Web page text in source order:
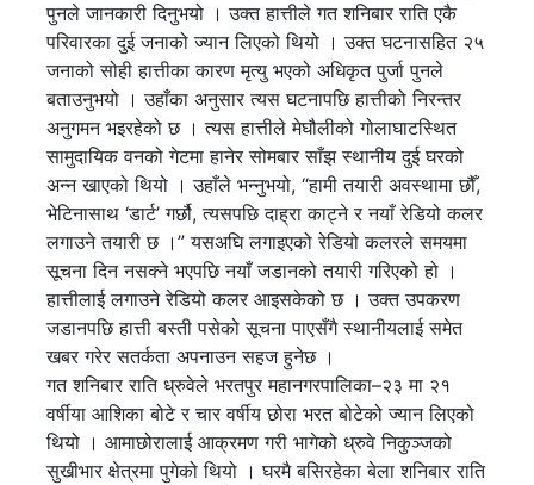
पुनले जानकारी दिनुभयो । उक्त हात्तीले गत शनिबार राति एकै
परिवारका दुई जनाको ज्यान लिएको थियो । उक्त घटनासहित २५
जनाको सोही हात्तीका कारण मृत्यु भएको अधिकृत पुर्जा पुनले
बताउनुभयो । उहाँका अनुसार त्यस घटनापछि हात्तीको निरन्तर
अनुगमन भइरहेको छ । त्यस हात्तीले मेघौलीको गोलाघाटस्थित
सामुदायिक वनको गेटमा हानेर सोमबार साँझ स्थानीय दुई घरको
अन्न खाएको थियो । उहाँले भन्नुभयो, “हामी तयारी अवस्थामा छौँ,
भेटिनासाथ ‘डार्ट’ गर्छौ, त्यसपछि दाह्रा काट्ने र नयाँ रेडियो कलर
लगाउने तयारी छ ।” यसअघि लगाइएको रेडियो कलरले समयमा
सूचना दिन नसक्ने भएपछि नयाँ जडानको तयारी गरिएको हो ।
हात्तीलाई लगाउने रेडियो कलर आइसकेको छ । उक्त उपकरण
जडानपछि हात्ती बस्ती पसेको सूचना पाएसँगै स्थानीयलाई समेत
खबर गरेर सतर्कता अपनाउन सहज हुनेछ ।
गत शनिबार राति ध्रुवेले भरतपुर महानगरपालिका–२३ मा २१
वर्षीया आशिका बोटे र चार वर्षीय छोरा भरत बोटेको ज्यान लिएको
थियो । आमाछोरालाई आक्रमण गरी भागेको ध्रुवे निकुञ्जको
सुखीभार क्षेत्रमा पुगेको थियो । घरमै बसिरहेका बेला शनिबार राति